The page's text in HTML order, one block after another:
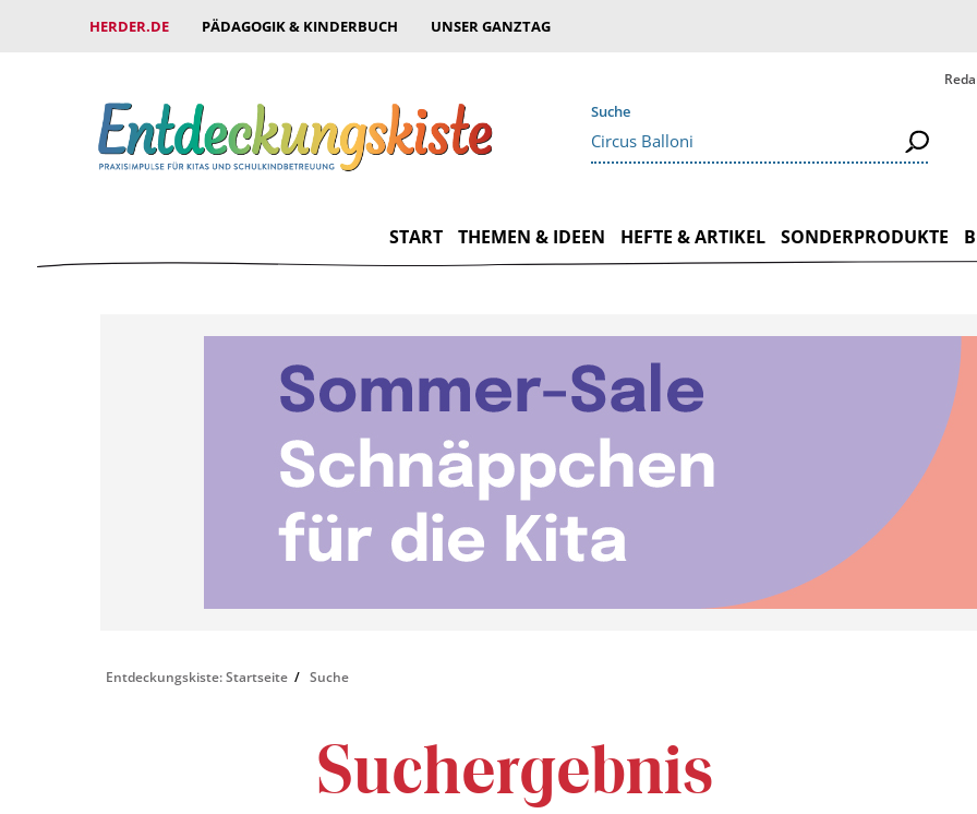
HERDER.DE PÄDAGOGIK & KINDERBUCH UNSER GANZTAG
Suche
START THEMEN & IDEEN HEFTE & ARTIKEL SONDERPRODUKTE
Entdeckungskiste: Startseite Suche
Suchergebnis